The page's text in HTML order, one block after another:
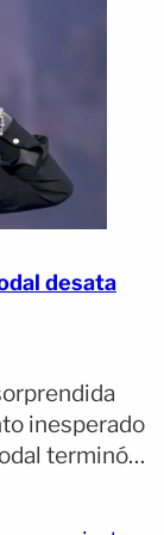
desata
inesperado
terminó
de que un